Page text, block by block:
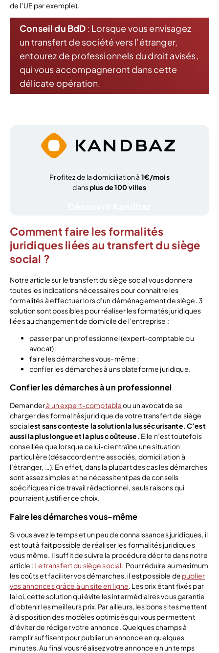
de l’UE par exemple).
Conseil du BdD : Lorsque vous envisagez
un transfert de société vers l’étranger,
entourez de professionnels du droit avisés,
qui vous accompagneront dans cette
délicate opération.
Profitez de la domiciliation à 1€/mois
dansplus de 100 villes
Comment faire les formalités
juridiques liées au transfert du siège
social ?
Notre article sur le transfert du siège social vous donnera
toutes les indications nécessaires pour connaitre les
formalités à effectuer lors d’un déménagement de siège. 3
solution sont possibles pour réaliser les formatés juridiques
liées au changement de domicile de l’entreprise :
passer par un professionnel (expert-comptable ou
avocat) ;
faire les démarches vous-même ;
confier les démarches à uns plateforme juridique.
Confier les démarches à un professionnel
Demanderà un expert-comptableou un avocat de se
charger des formalités juridique de votre transfert de siège
socialest sans conteste la solution la lus sécurisante. C’est
aussi la plus longue et la plus coûteuse. Elle n’est toutefois
conseillée que lorsque celui-ci entraîne une situation
particulière (désaccord entre associés, domiciliation à
l’étranger, …). En effet, dans la plupart des cas les démarches
sont assez simples et ne nécessitent pas de conseils
spécifiques ni de travail rédactionnel, seuls raisons qui
pourraient justifier ce choix.
Faire les démarches vous-même
Si vous avez le temps et un peu de connaissances juridiques, il
est tout à fait possible de réaliser les formalités juridiques
vous même. Il suffit de suivre la procédure décrite dans notre
article : Le transfert du siège social. Pour réduire au maximum
les coûts et faciliter vos démarches, il est possible de publier
vos annonces grâce à un site en ligne. Les prix étant fixés par
la loi, cette solution qui évite les intermédiaires vous garantie
d’obtenir les meilleurs prix. Par ailleurs, les bons sites mettent
à disposition des modèles optimisés qui vous permettent
d’éviter de rédiger votre annonce. Quelques champs à
remplir suffisent pour publier un annonce en quelques
minutes. Au final vous réalisez votre annonce en un temps